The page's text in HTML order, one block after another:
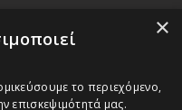
12, T.K.:
×
το περιεχόμενο,
επισκεψιμότητά μας.